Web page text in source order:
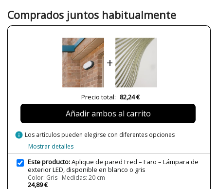
Gris
Ancho (cm)
5.4 cm
10 cm
11 cm
20 cm
24.5 cm
0.37 kg
Menos de 1 semana
¿Es LED?
Casquillo
LED
Lumens (LED)
400 lm
Comprados juntos habitualmente
+
Precio total: 82,24 €
Añadir ambos al carrito
info Los artículos pueden elegirse con diferentes opciones
Mostrar detalles
Este producto:Aplique de pared Fred – Faro – Lámpara de
exterior LED, disponible en blanco o gris
Color: Gris Medidas: 20 cm
24,89 €